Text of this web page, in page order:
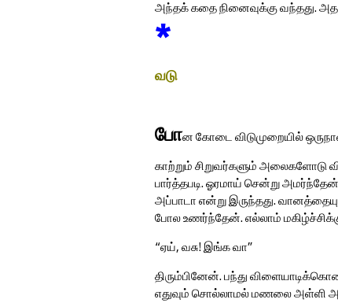
அந்தக் கதை நினைவுக்கு வந்தது.
*
வடு
போன கோடை விடுமுறையில்
காற்றும் சிறுவர்களும்
பார்த்தபடி. ஓரமாய் சென்று
அப்பாடா என்று இருந்தது.
போல உணர்ந்தேன். எல்லாம்
“ஏய், வசு! இங்க வா”
திரும்பினேன். பந்து
எதுவும் சொல்லாமல் மணலை அள்ளி